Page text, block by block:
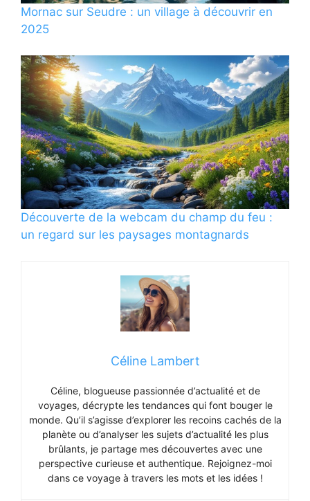
Mornac sur Seudre : un village à découvrir en
2025
Découverte de la webcam du champ du feu :
un regard sur les paysages montagnards
Céline Lambert
Céline, blogueuse passionnée d’actualité et de
voyages, décrypte les tendances qui font bouger le
monde. Qu’il s’agisse d’explorer les recoins cachés de la
planète ou d’analyser les sujets d’actualité les plus
brûlants, je partage mes découvertes avec une
perspective curieuse et authentique. Rejoignez-moi
dans ce voyage à travers les mots et les idées !